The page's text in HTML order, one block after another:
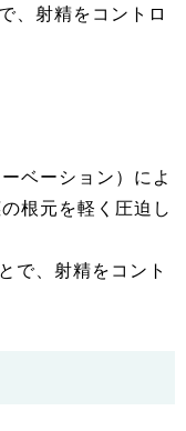
、射精をコントロ
ベーション）によ
根元を軽く圧迫し
で、射精をコント